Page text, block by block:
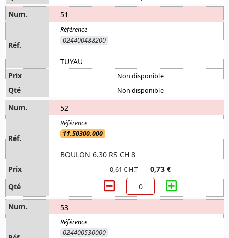
51
024400488200
TUYAU
Non disponible
Non disponible
52
11.50300.000
BOULON 6.30 RS CH 8
0,61 € H.T 0,73 €
53
024400530000